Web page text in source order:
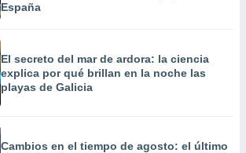
España
El secreto del mar de ardora: la ciencia
explica por qué brillan en la noche las
playas de Galicia
Cambios en el tiempo de agosto: el último